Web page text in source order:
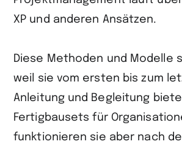
XP und anderen Ansätzen.
Diese Methoden und Modelle
weil sie vom ersten bis zum
Anleitung und Begleitung
Fertigbausets für
funktionieren sie aber nach